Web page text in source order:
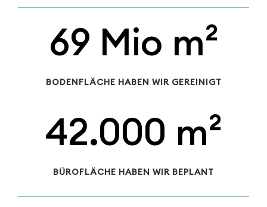
69 Mio m²
BODENFLÄCHE HABEN WIR GEREINIGT
42.000 m²
BÜROFLÄCHE HABEN WIR BEPLANT